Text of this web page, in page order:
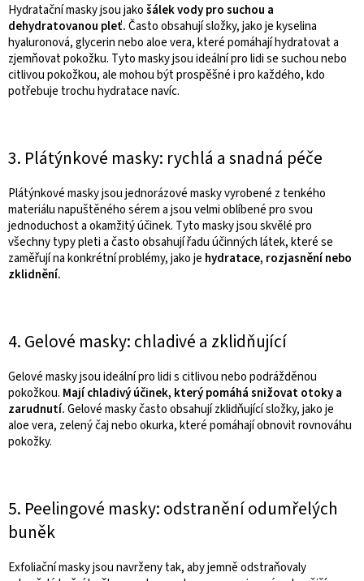
Hydratační masky jsou jakošálek vody pro suchou a
dehydratovanou pleť.Často obsahují složky, jako je kyselina
hyaluronová, glycerin nebo aloe vera, které pomáhají hydratovat a
zjemňovat pokožku. Tyto masky jsou ideální pro lidi se suchou nebo
citlivou pokožkou, ale mohou být prospěšné i pro každého, kdo
potřebuje trochu hydratace navíc.
3. Plátýnkové masky: rychlá a snadná péče
Plátýnkové masky jsou jednorázové masky vyrobené z tenkého
materiálu napuštěného sérem a jsou velmi oblíbené pro svou
jednoduchost a okamžitý účinek. Tyto masky jsou skvělé pro
všechny typy pleti a často obsahují řadu účinných látek, které se
zaměřují na konkrétní problémy, jako je hydratace, rozjasnění nebo
zklidnění.
4. Gelové masky: chladivé a zklidňující
Gelové masky jsou ideální pro lidi s citlivou nebo podrážděnou
pokožkou. Mají chladivý účinek, který pomáhá snižovat otoky a
zarudnutí.Gelové masky často obsahují zklidňující složky, jako je
aloe vera, zelený čaj nebo okurka, které pomáhají obnovit rovnováhu
pokožky.
5. Peelingové masky: odstranění odumřelých
buněk
Exfoliační masky jsou navrženy tak, aby jemně odstraňovaly